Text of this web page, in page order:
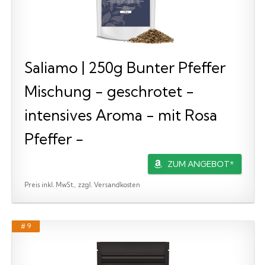
Saliamo | 250g Bunter Pfeffer
Mischung - geschrotet -
intensives Aroma - mit Rosa
Pfeffer -
ZUM ANGEBOT*
Preis inkl. MwSt., zzgl. Versandkosten
# 9